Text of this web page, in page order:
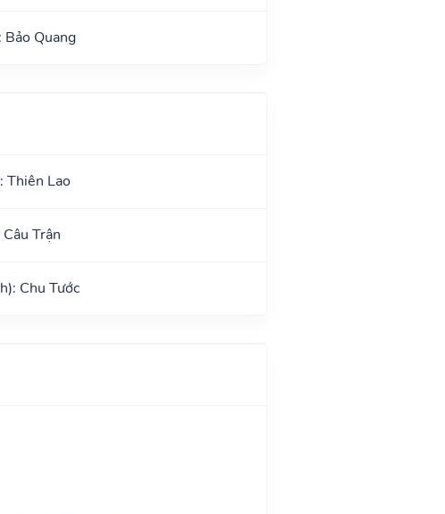
Quang
Thiên Lao
Trận
Chu Tước